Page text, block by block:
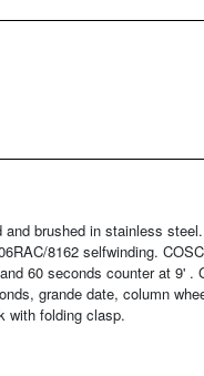
and brushed in stainless steel.
8162 selfwinding.
60 seconds counter at 9' .
grande date, column
with folding clasp.